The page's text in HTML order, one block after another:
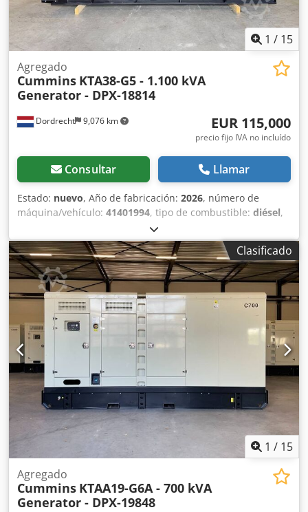
1 / 15
Dordrecht 9,076 km
Agregado
Cummins KTA38-G5 - 1.100 kVA
Generator - DPX-18814
EUR 115,000
precio fijo IVA no incluído
Consultar Llamar
Estado: nuevo, Año de fabricación: 2026, número de
máquina/vehículo: 41401994, tipo de combustible: diésel,
Cummins KTA38-G5
uso: Construcción Peso en vacío: 8.250 kg Potencia del
generador: 1.100 kVA Chjdpfx Adeyxahfoiea Dimensiones
del compartimento de carga: 450 x 201 x 235 cm Marcado
CE: sí Contacte al equipo de DPX para más información. =
Otras opciones y accesorios = - Batería - Panel de control
Clasificado
1 / 15
Agregado
Cummins KTAA19-G6A - 700 kVA
Generator - DPX-19848